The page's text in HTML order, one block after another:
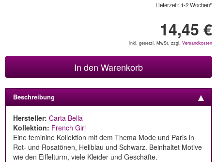
Lieferzeit: 1-2 Wochen*
14,45 €
inkl. gesetzl. MwSt, zzgl. Versandkosten
In den Warenkorb
Beschreibung
Hersteller: Carta Bella
Kollektion: French Girl
Eine feminine Kollektion mit dem Thema Mode und Paris in
Rot- und Rosatönen, Hellblau und Schwarz. Beinhaltet Motive
wie den Eiffelturm, viele Kleider und Geschäfte.